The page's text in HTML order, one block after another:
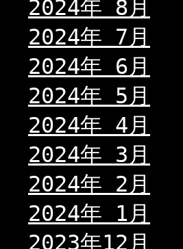
2024年 8月
2024年 7月
2024年 6月
2024年 5月
2024年 4月
2024年 3月
2024年 2月
2024年 1月
2023年12月